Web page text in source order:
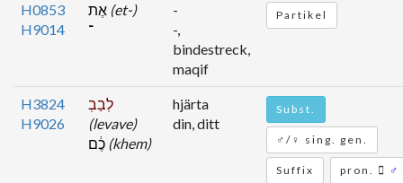
H0853
H9014
(et-)
־
-
-,
bindestreck,
maqif
Partikel
H3824
H9026
לְבַבְ
(levave)
(khem)
hjärta
din, ditt
Subst.
♂/♀ sing. gen.
Suffix pron. ♂